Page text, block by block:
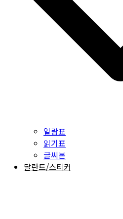
일람표
읽기표
글씨본
달란트/스티커